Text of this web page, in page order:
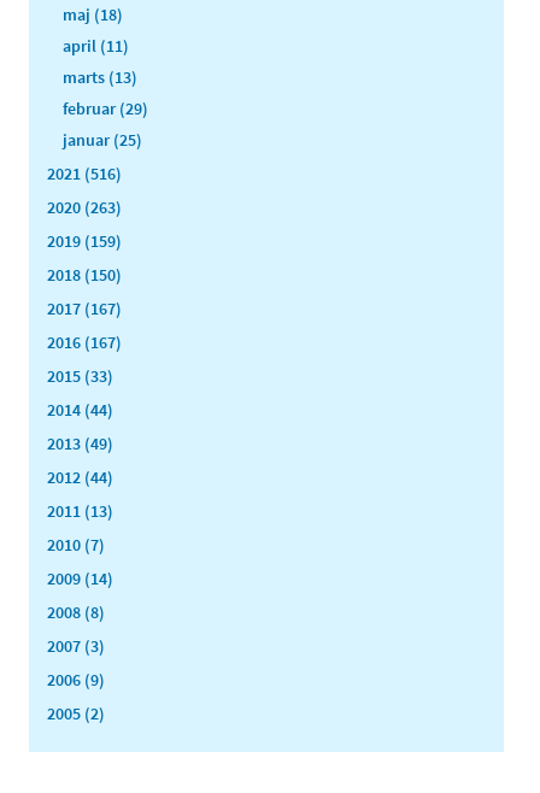
maj (18)
april (11)
marts (13)
februar (29)
januar (25)
2021 (516)
2020 (263)
2019 (159)
2018 (150)
2017 (167)
2016 (167)
2015 (33)
2014 (44)
2013 (49)
2012 (44)
2011 (13)
2010 (7)
2009 (14)
2008 (8)
2007 (3)
2006 (9)
2005 (2)